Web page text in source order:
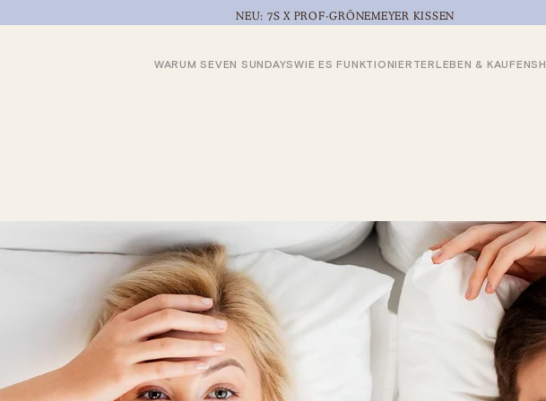
NEU: 7S X PROF-GRÖNEMEYER KISSEN
WARUM SEVEN SUNDAYSWIE ES FUNKTIONIERT ERLEBEN & KAUFEN